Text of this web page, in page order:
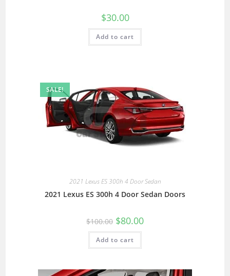
$30.00
Add to cart
SALE!
2021 Lexus ES 300h 4 Door Sedan
2021 Lexus ES 300h 4 Door Sedan Doors
$100.00 $80.00
Add to cart